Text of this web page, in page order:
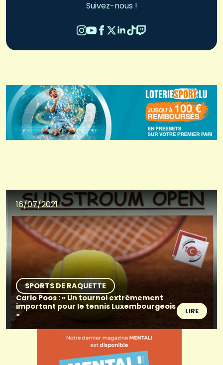
Suivez-nous !
16/07/2021
SPORTS DE RAQUETTE
Carlo Poos : « Un tournoi extrêmement
important pour le tennis Luxembourgeois
»
LIRE